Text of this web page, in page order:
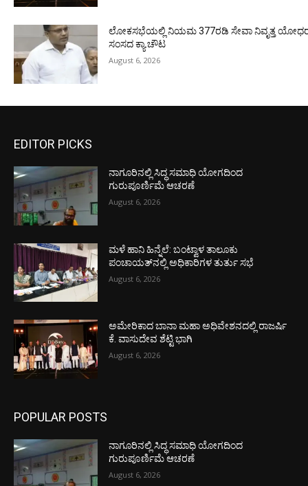
ಲೋಕಸಭೆಯಲ್ಲಿ ನಿಯಮ 377ರಡಿ ಸೇವಾ ನಿವೃತ್ತ
ಸಂಸದ ಕ್ಯಾ.ಚೌಟ
August 6, 2026
EDITOR PICKS
ನಾಗೂರಿನಲ್ಲಿ ಸಿದ್ಧ ಸಮಾಧಿ ಯೋಗದಿಂದ
ಗುರುಪೂರ್ಣಿಮೆ ಆಚರಣೆ
August 6, 2026
ಮಳೆ ಹಾನಿ ಹಿನ್ನೆಲೆ: ಬಂಟ್ವಾಳ ತಾಲೂಕು
ಪಂಚಾಯತ್‌ನಲ್ಲಿ ಅಧಿಕಾರಿಗಳ ತುರ್ತು ಸಭೆ
August 6, 2026
ಅಮೇರಿಕಾದ ಬಾನಾ ಮಹಾ ಅಧಿವೇಶನದಲ್ಲಿ ರಾಜರ್ಷಿ
ಕೆ. ವಾಸುದೇವ ಶೆಟ್ಟಿ ಭಾಗಿ
August 6, 2026
POPULAR POSTS
ನಾಗೂರಿನಲ್ಲಿ ಸಿದ್ಧ ಸಮಾಧಿ ಯೋಗದಿಂದ
ಗುರುಪೂರ್ಣಿಮೆ ಆಚರಣೆ
August 6, 2026